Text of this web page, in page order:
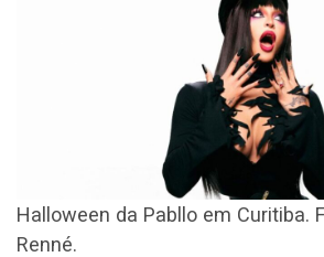
Halloween da Pabllo em Curitiba.
Renné.